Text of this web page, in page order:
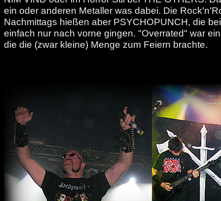
ein oder anderen Metaller was dabei. Die
Nachmittags hießen aber PSYCHOPUNCH, die
einfach nur nach vorne gingen. "Overrated" war
die die (zwar kleine) Menge zum Feiern brachte.